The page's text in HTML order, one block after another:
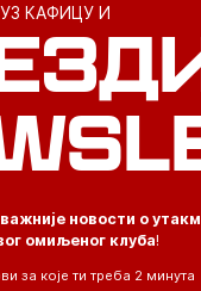
КАФИЦУ И
новости о
омиљеног клуба!
за које ти треба 2 минута